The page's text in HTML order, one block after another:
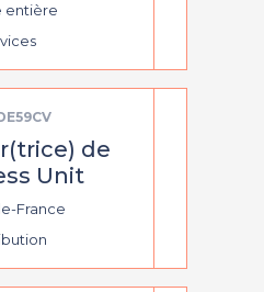
entière
de
Unit
France